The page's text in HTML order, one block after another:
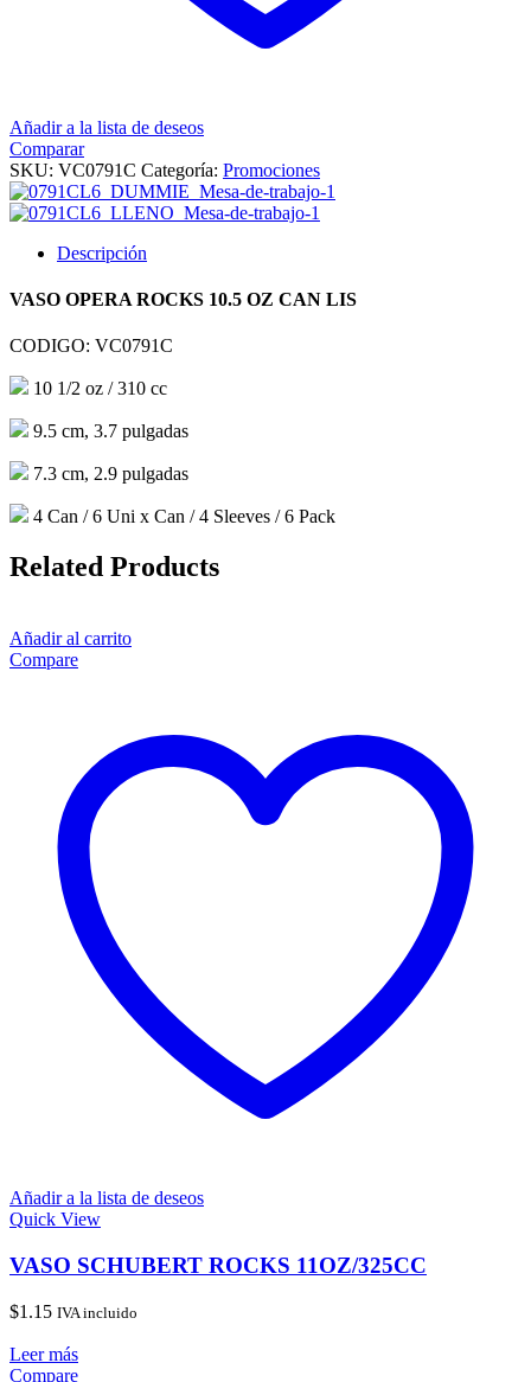
Añadir a la lista de deseos
Comparar
SKU: VC0791C Categoría: Promociones
Descripción
VASO OPERA ROCKS 10.5 OZ CAN LIS
CODIGO: VC0791C
10 1/2 oz / 310 cc
9.5 cm, 3.7 pulgadas
7.3 cm, 2.9 pulgadas
4 Can / 6 Uni x Can / 4 Sleeves / 6 Pack
Related Products
Añadir al carrito
Compare
Añadir a la lista de deseos
Quick View
VASO SCHUBERT ROCKS 11OZ/325CC
$1.15 IVA incluido
Leer más
Compare